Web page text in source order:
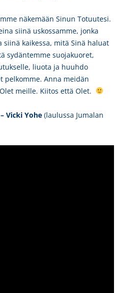
näkemään Sinun Totuutesi.
siinä uskossamme, jonka
siinä kaikessa, mitä Sinä haluat
sydäntemme suojakuoret,
liuota ja huuhdo
pelkomme. Anna meidän
meille. Kiitos että Olet.
– Vicki Yohe (laulussa Jumalan